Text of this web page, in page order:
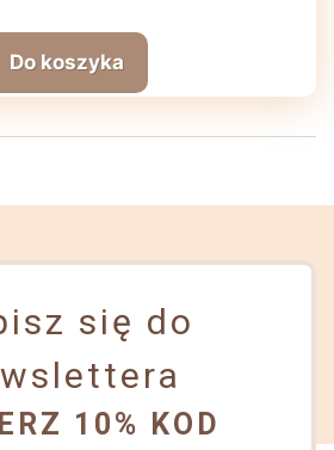
Do koszyka
się do
10% KOD